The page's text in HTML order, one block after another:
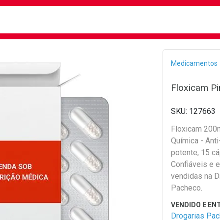
Medicamentos
Floxicam
127663
Floxicam
Química -
potente, 15
Confiáveis e
vendidas na
Pacheco.
Drogarias